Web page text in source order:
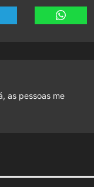
as pessoas me